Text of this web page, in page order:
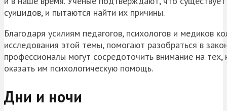
суицидов, и пытаются найти их причины.
Благодаря усилиям педагогов, психологов и медиков
исследования этой темы, помогают разобраться в
профессионалы могут сосредоточить внимание на
оказать им психологическую помощь.
Дни и ночи